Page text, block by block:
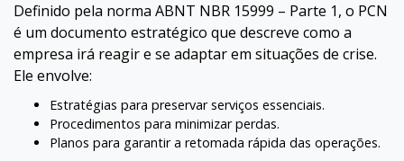
Definido pela norma ABNT NBR 15999 – Parte 1, o PCN
é um documento estratégico que descreve como a
empresa irá reagir e se adaptar em situações de crise.
Ele envolve:
Estratégias para preservar serviços essenciais.
Procedimentos para minimizar perdas.
Planos para garantir a retomada rápida das operações.